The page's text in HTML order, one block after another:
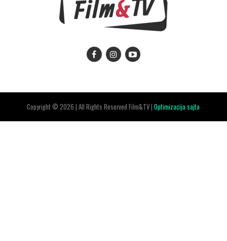
Copyright © 2026 | All Rights Reserved Film&TV |Optimizacija sajta